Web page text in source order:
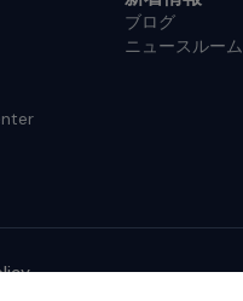
ブログ
ニュースルーム